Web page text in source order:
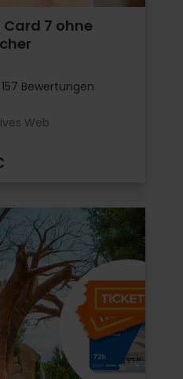
7 ohne
Bewertungen
Web